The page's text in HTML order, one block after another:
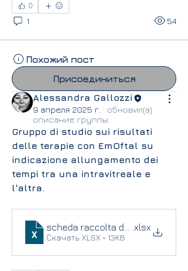
0
1
54
Похожий пост
Присоединиться
Alessandra Gallozzi
9 апреля 2025 г. · обновил(а)
описание группы.
Gruppo di studio sui risultati
delle terapie con EmOftal su
indicazione allungamento dei
tempi tra una intravitreale e
l'altra.
scheda raccolta dati emoftal itv
.xlsx
Скачать XLSX • 13KB